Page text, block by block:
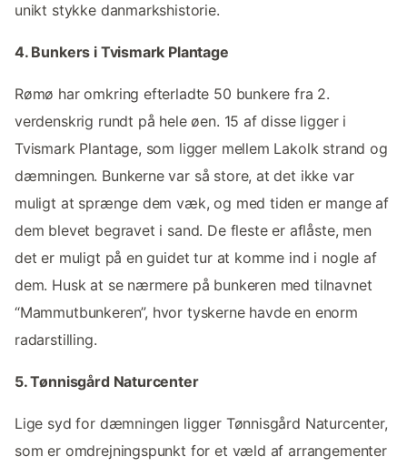
unikt stykke danmarkshistorie.
4. Bunkers i Tvismark Plantage
Rømø har omkring efterladte 50 bunkere fra 2.
verdenskrig rundt på hele øen. 15 af disse ligger i
Tvismark Plantage, som ligger mellem Lakolk strand og
dæmningen. Bunkerne var så store, at det ikke var
muligt at sprænge dem væk, og med tiden er mange af
dem blevet begravet i sand. De fleste er aflåste, men
det er muligt på en guidet tur at komme ind i nogle af
dem. Husk at se nærmere på bunkeren med tilnavnet
“Mammutbunkeren”, hvor tyskerne havde en enorm
radarstilling.
5. Tønnisgård Naturcenter
Lige syd for dæmningen ligger Tønnisgård Naturcenter,
som er omdrejningspunkt for et væld af arrangementer